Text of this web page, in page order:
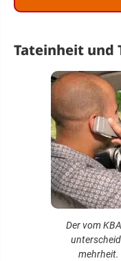
Tateinheit und
Der vom
mehrheit.